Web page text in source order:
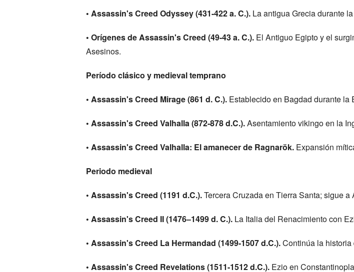
• Assassin's Creed Odyssey (431-422 a. C.). La antigua Grecia durante
• Orígenes de Assassin's Creed (49-43 a. C.). El Antiguo Egipto y el
Asesinos.
Período clásico y medieval temprano
• Assassin's Creed Mirage (861 d. C.). Establecido en Bagdad durante la
• Assassin's Creed Valhalla (872-878 d.C.).Asentamiento vikingo en la
• Assassin's Creed Valhalla: El amanecer de Ragnarök. Expansión
Periodo medieval
• Assassin's Creed (1191 d.C.).Tercera Cruzada en Tierra Santa; sigue
• Assassin's Creed II (1476–1499 d. C.). La Italia del Renacimiento con
• Assassin's Creed La Hermandad (1499-1507 d.C.).Continúa la
• Assassin's Creed Revelations (1511-1512 d.C.). Ezio en